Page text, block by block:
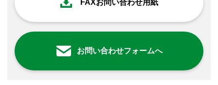
FAXお問い合わせ用紙
お問い合わせフォームへ